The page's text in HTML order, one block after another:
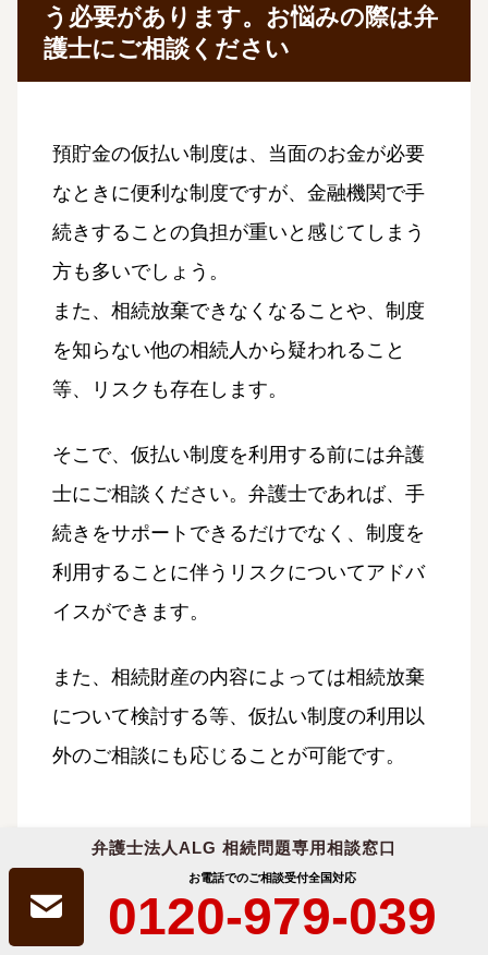
弁護士法人ALG 相続問題専用相談窓口
お電話でのご相談受付全国対応
0120-979-039
う必要があります。お悩みの際は弁
護士にご相談ください
預貯金の仮払い制度は、当面のお金が必要
なときに便利な制度ですが、金融機関で手
続きすることの負担が重いと感じてしまう
方も多いでしょう。
また、相続放棄できなくなることや、制度
を知らない他の相続人から疑われること
等、リスクも存在します。
そこで、仮払い制度を利用する前には弁護
士にご相談ください。弁護士であれば、手
続きをサポートできるだけでなく、制度を
利用することに伴うリスクについてアドバ
イスができます。
また、相続財産の内容によっては相続放棄
について検討する等、仮払い制度の利用以
外のご相談にも応じることが可能です。